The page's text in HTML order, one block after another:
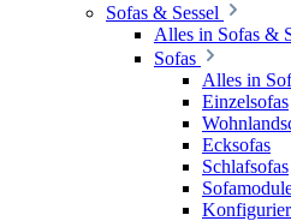
Sofas & Sessel
Alles in Sofas &
Sofas
Alles in
Einzelsofas
Ecksofas
Schlafsofas